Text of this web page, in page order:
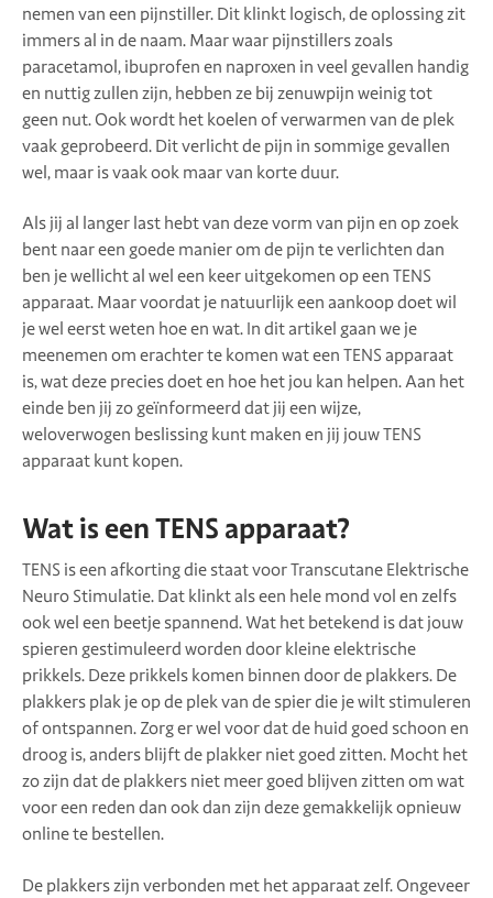
nemen van een pijnstiller. Dit klinkt logisch, de oplossing zit
immers al in de naam. Maar waar pijnstillers zoals
paracetamol, ibuprofen en naproxen in veel gevallen handig
en nuttig zullen zijn, hebben ze bij zenuwpijn weinig tot
geen nut. Ook wordt het koelen of verwarmen van de plek
vaak geprobeerd. Dit verlicht de pijn in sommige gevallen
wel, maar is vaak ook maar van korte duur.
Als jij al langer last hebt van deze vorm van pijn en op zoek
bent naar een goede manier om de pijn te verlichten dan
ben je wellicht al wel een keer uitgekomen op een TENS
apparaat. Maar voordat je natuurlijk een aankoop doet wil
je wel eerst weten hoe en wat. In dit artikel gaan we je
meenemen om erachter te komen wat een TENS apparaat
is, wat deze precies doet en hoe het jou kan helpen. Aan het
einde ben jij zo geïnformeerd dat jij een wijze,
weloverwogen beslissing kunt maken en jij jouw TENS
apparaat kunt kopen.
Wat is een TENS apparaat?
TENS is een afkorting die staat voor Transcutane Elektrische
Neuro Stimulatie. Dat klinkt als een hele mond vol en zelfs
ook wel een beetje spannend. Wat het betekend is dat jouw
spieren gestimuleerd worden door kleine elektrische
prikkels. Deze prikkels komen binnen door de plakkers. De
plakkers plak je op de plek van de spier die je wilt stimuleren
of ontspannen. Zorg er wel voor dat de huid goed schoon en
droog is, anders blijft de plakker niet goed zitten. Mocht het
zo zijn dat de plakkers niet meer goed blijven zitten om wat
voor een reden dan ook dan zijn deze gemakkelijk opnieuw
online te bestellen.
De plakkers zijn verbonden met het apparaat zelf. Ongeveer